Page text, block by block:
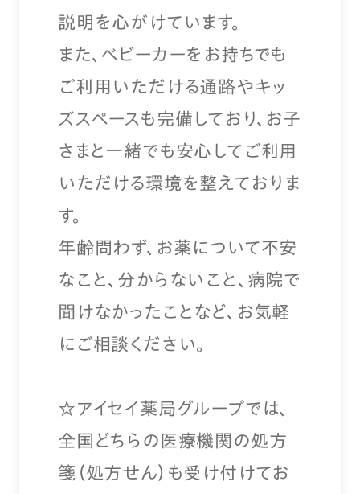
説明を心がけています。
また、ベビーカーをお持ちでも
ご利用いただける通路やキッ
ズスペースも完備しており、お子
さまと一緒でも安心してご利用
いただける環境を整えておりま
す。
年齢問わず、お薬について不安
なこと、分からないこと、病院で
聞けなかったことなど、お気軽
にご相談ください。
☆アイセイ薬局グループでは、
全国どちらの医療機関の処方
箋（処方せん）も受け付けてお